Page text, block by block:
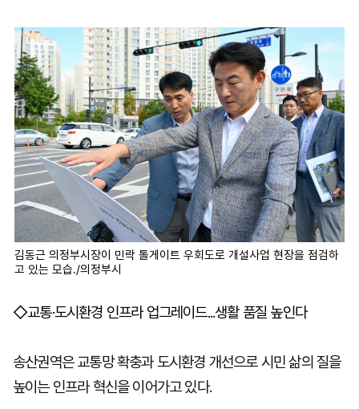
김동근 의정부시장이 민락 톨게이트 우회도로 개설사업 현장을 점검하
고 있는 모습./의정부시
◇교통·도시환경 인프라 업그레이드...생활 품질 높인다
송산권역은 교통망 확충과 도시환경 개선으로 시민 삶의 질을
높이는 인프라 혁신을 이어가고 있다.